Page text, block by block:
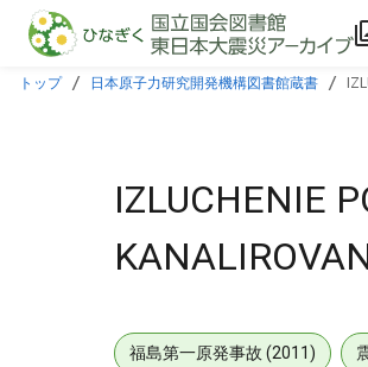
本文に飛ぶ
トップ 日本原子力研究開発機構図書館蔵書
IZLUCHENIE
福島第一原発事故 (2011)